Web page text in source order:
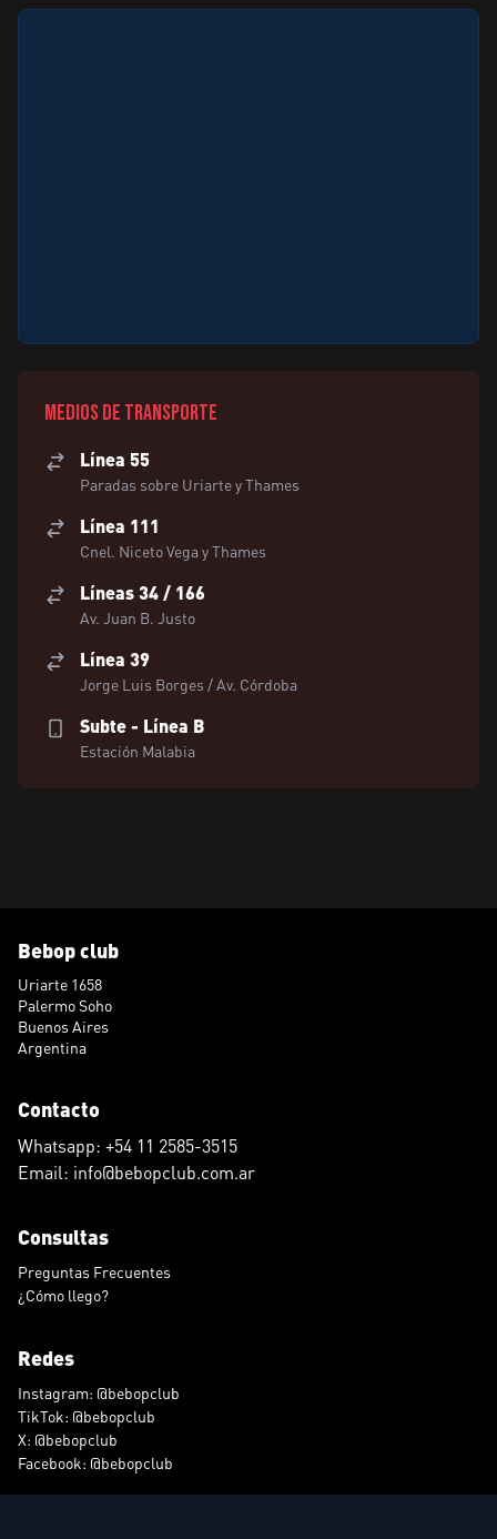
Medios de transporte
Línea 55
Paradas sobre Uriarte y Thames
Línea 111
Cnel. Niceto Vega y Thames
Líneas 34 / 166
Av. Juan B. Justo
Línea 39
Jorge Luis Borges / Av. Córdoba
Subte - Línea B
Estación Malabia
Bebop club
Uriarte 1658
Palermo Soho
Buenos Aires
Argentina
Contacto
Whatsapp: +54 11 2585-3515
Email: info@bebopclub.com.ar
Consultas
Preguntas Frecuentes
¿Cómo llego?
Redes
Instagram: @bebopclub
TikTok: @bebopclub
X: @bebopclub
Facebook: @bebopclub